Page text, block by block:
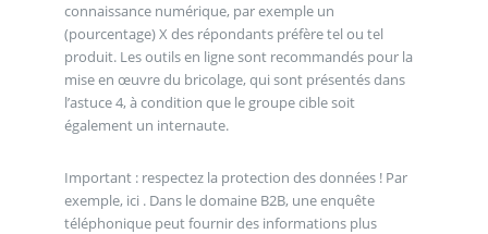
connaissance numérique, par exemple un
(pourcentage) X des répondants préfère tel ou tel
produit. Les outils en ligne sont recommandés pour la
mise en œuvre du bricolage, qui sont présentés dans
l’astuce 4, à condition que le groupe cible soit
également un internaute.
Important : respectez la protection des données ! Par
exemple, ici . Dans le domaine B2B, une enquête
téléphonique peut fournir des informations plus